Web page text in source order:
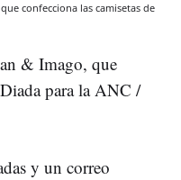
confecciona las camisetas de
& Imago, que
para la ANC /
y un correo